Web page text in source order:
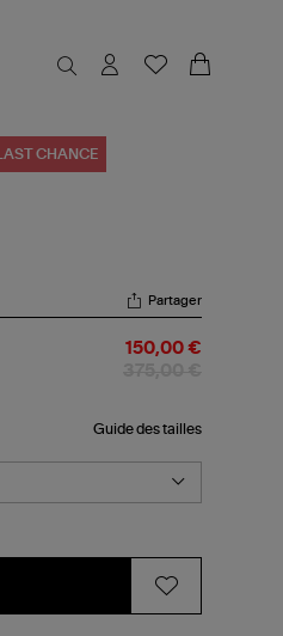
LAST CHANCE
Partager
150,00 €
Guide des tailles